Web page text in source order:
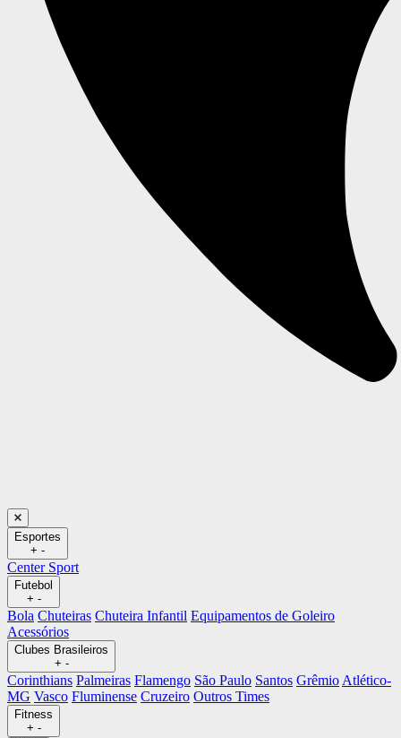
Esportes
+ -
Center Sport
Futebol
+ -
Bola Chuteiras Chuteira Infantil Equipamentos de Goleiro
Acessórios
Clubes Brasileiros
+ -
Corinthians Palmeiras Flamengo São Paulo Santos Grêmio Atlético-
MG Vasco Fluminense Cruzeiro Outros Times
Fitness
+ -